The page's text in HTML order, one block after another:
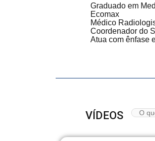
Graduado em
Ecomax
Médico
Coordenador do
Atua com ênfase
VÍDEOS